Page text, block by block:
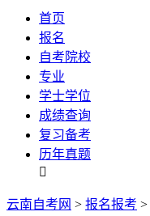
首页
报名
自考院校
专业
学士学位
成绩查询
复习备考
历年真题

云南自考网 > 报名报考 >